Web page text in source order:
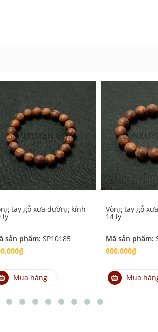
tay gỗ xưa đường kính
ly
sản phẩm: SP10185
Mua hàng
Vòng tay gỗ
14 ly
Mã sản phẩm:
800.000₫
Mua